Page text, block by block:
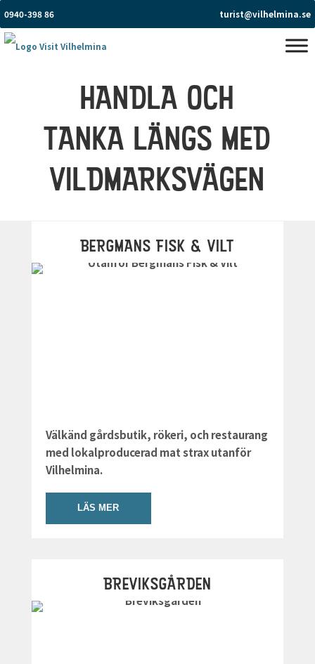
0940-398 86 turist@vilhelmina.se
HANDLA OCH
TANKA LÄNGS MED
VILDMARKSVÄGEN
BERGMANS FISK & VILT
Välkänd gårdsbutik, rökeri, och restaurang
med lokalproducerad mat strax utanför
Vilhelmina.
LÄS MER
BREVIKSGÅRDEN